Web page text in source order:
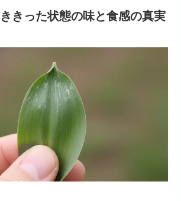
きった状態の味と食感の真実